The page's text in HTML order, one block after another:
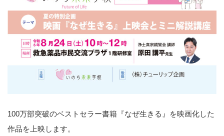
100万部突破のベストセラー書籍『なぜ生きる』を映画化した
作品を上映します。